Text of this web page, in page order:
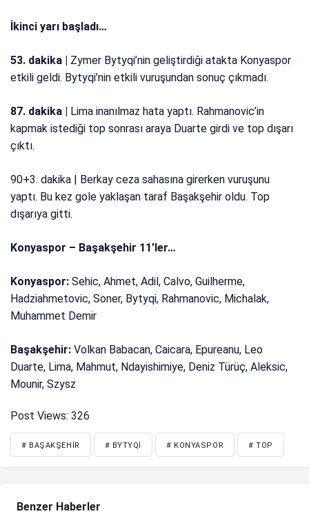
İkinci yarı başladı…
53. dakika | Zymer Bytyqi’nin geliştirdiği atakta Konyaspor
etkili geldi. Bytyqi’nin etkili vuruşundan sonuç çıkmadı.
87. dakika | Lima inanılmaz hata yaptı. Rahmanovic’in
kapmak istediği top sonrası araya Duarte girdi ve top dışarı
çıktı.
90+3. dakika | Berkay ceza sahasına girerken vuruşunu
yaptı. Bu kez gole yaklaşan taraf Başakşehir oldu. Top
dışarıya gitti.
Konyaspor – Başakşehir 11’ler…
Konyaspor:Sehic, Ahmet, Adil, Calvo, Guilherme,
Hadziahmetovic, Soner, Bytyqi, Rahmanovic, Michalak,
Muhammet Demir
Başakşehir:Volkan Babacan, Caicara, Epureanu, Leo
Duarte, Lima, Mahmut, Ndayishimiye, Deniz Türüç, Aleksic,
Mounir, Szysz
Post Views: 326
# BAŞAKŞEHIR # BYTYQI # KONYASPOR # TOP
Benzer Haberler